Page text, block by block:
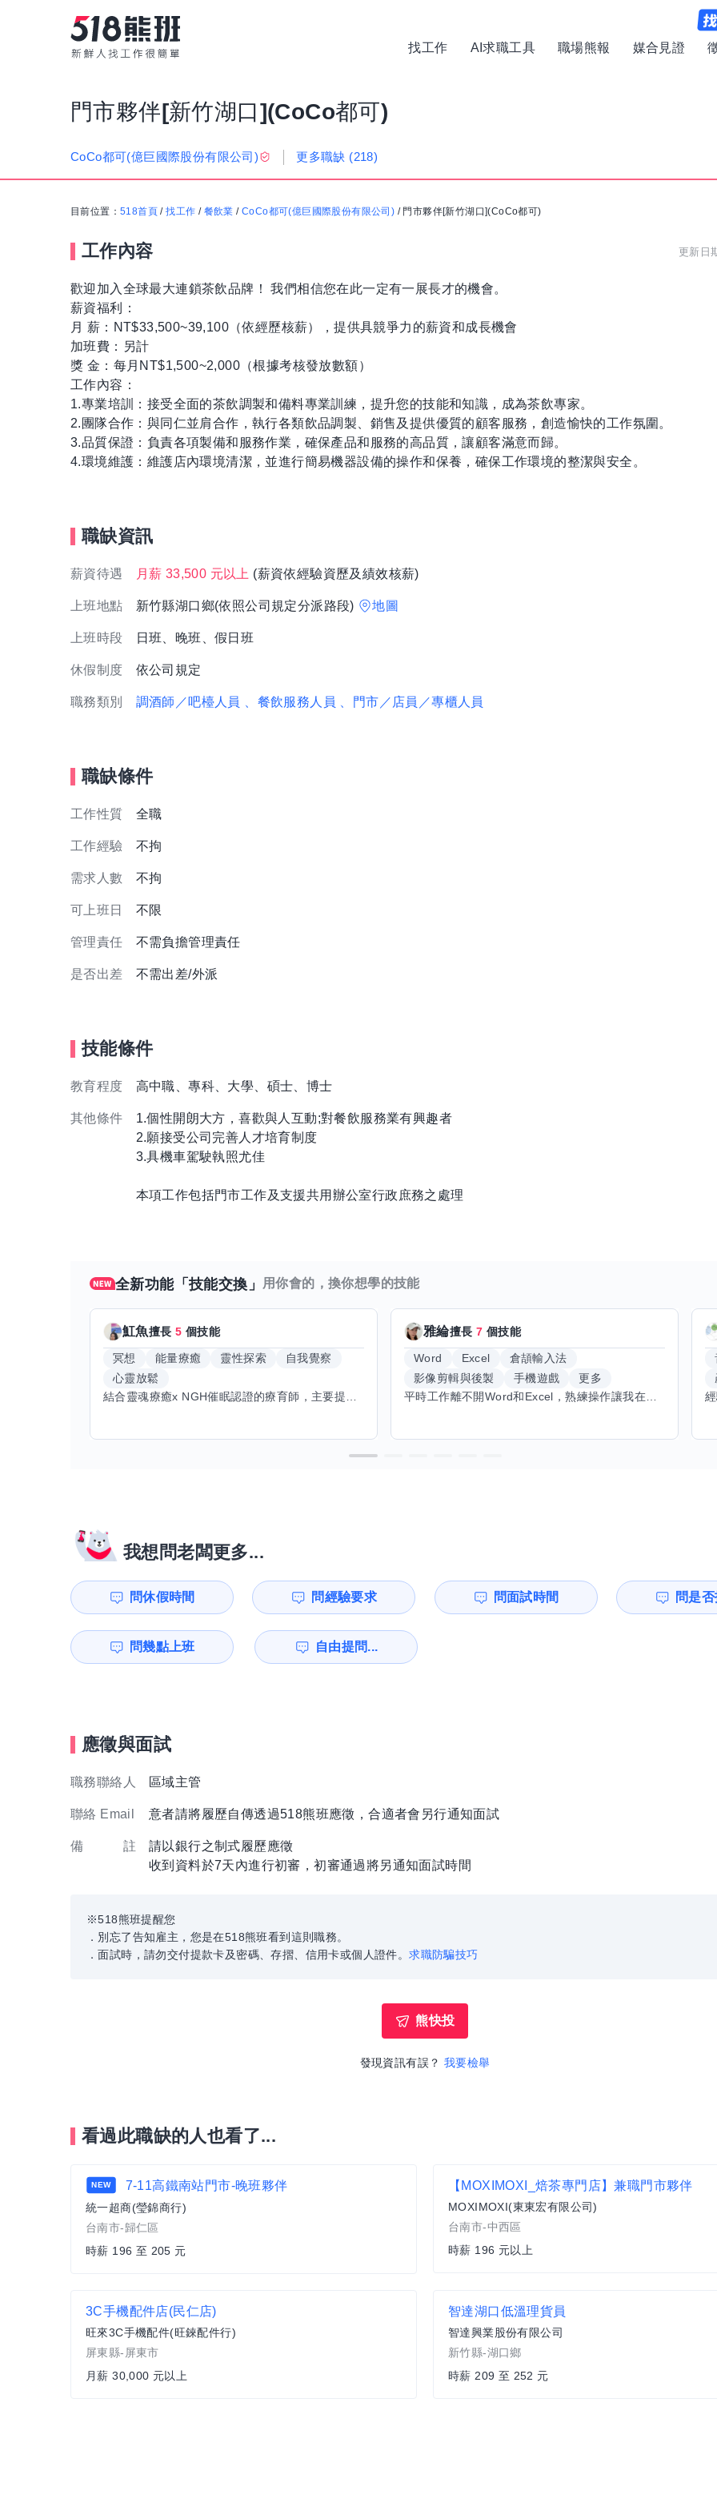
找工作 AI求職工具 職場熊報 媒合見證
門市夥伴[新竹湖口](CoCo都可)
CoCo都可(億巨國際股份有限公司) 更多職缺 (218)
目前位置： 518首頁 /找工作 / 餐飲業 /CoCo都可(億巨國際股份有限公司) / 門市夥伴[新竹湖口](CoCo都可)
工作內容 更新日
歡迎加入全球最大連鎖茶飲品牌！ 我們相信您在此一定有一展長才的機會。
薪資福利：
月 薪：NT$33,500~39,100（依經歷核薪），提供具競爭力的薪資和成長機會
加班費：另計
獎 金：每月NT$1,500~2,000（根據考核發放數額）
工作內容：
1.專業培訓：接受全面的茶飲調製和備料專業訓練，提升您的技能和知識，成為茶飲專家。
2.團隊合作：與同仁並肩合作，執行各類飲品調製、銷售及提供優質的顧客服務，創造愉快的工作氛圍。
3.品質保證：負責各項製備和服務作業，確保產品和服務的高品質，讓顧客滿意而歸。
4.環境維護：維護店內環境清潔，並進行簡易機器設備的操作和保養，確保工作環境的整潔與安全。
職缺資訊
薪資待遇 月薪 33,500 元以上 (薪資依經驗資歷及績效核薪)
上班地點 新竹縣湖口鄉(依照公司規定分派路段) 地圖
上班時段 日班、晚班、假日班
休假制度 依公司規定
職務類別 調酒師／吧檯人員 、餐飲服務人員 、門市／店員／專櫃人員
職缺條件
工作性質 全職
工作經驗 不拘
需求人數 不拘
可上班日 不限
管理責任 不需負擔管理責任
是否出差 不需出差/外派
技能條件
教育程度 高中職、專科、大學、碩士、博士
其他條件
1.個性開朗大方，喜歡與人互動;對餐飲服務業有興趣者
2.願接受公司完善人才培育制度
3.具機車駕駛執照尤佳
本項工作包括門市工作及支援共用辦公室行政庶務之處理
全新功能「技能交換」 用你會的，換你想學的技能
魟魚擅長5 個技能
冥想 能量療癒 靈性探索
自我覺察
心靈放鬆
結合靈魂療癒x NGH催眠認證的療育師，主要提供潛意識探索和靈魂導向的催眠療育。你會全程100%清醒跟我對話。
雅綸擅長7 個技能
Word Excel
倉頡輸入法
影像剪輯與後製
手機遊戲
更多
平時工作離不開Word和Excel，熟練操作讓我在文件整理和數據處理上都得心應手，還能用倉頡輸入法快速打字。近期想挑戰英文學習，希望能透過交換技能一起進步！如果你英文流利，需要中文或電腦技巧輔助，歡迎找我搭檔，咱們一起歡樂學習，互相激勵，成為彼此的學習小夥伴！
我想問老闆更多...
問休假時間 問經驗要求 問面試時間 問是
問幾點上班 自由提問...
應徵與面試
職務聯絡人 區域主管
聯絡 Email 意者請將履歷自傳透過518熊班應徵，合適者會另行通知面試
備 註
請以銀行之制式履歷應徵
收到資料於7天內進行初審，初審通過將另通知面試時間
※518熊班提醒您
．別忘了告知雇主，您是在518熊班看到這則職務。
．面試時，請勿交付提款卡及密碼、存摺、信用卡或個人證件。求職防騙技巧
熊快投
發現資訊有誤？ 我要檢舉
看過此職缺的人也看了...
NEW 7-11高鐵南站門市-晚班夥伴
統一超商(瑩錦商行)
台南市-歸仁區
時薪 196 至 205 元
【MOXIMOXI_焙茶專門店】兼職門市夥伴
MOXIMOXI(東東宏有限公司)
台南市-中西區
時薪 196 元以上
3C手機配件店(民仁店)
旺來3C手機配件(旺錸配件行)
屏東縣-屏東市
月薪 30,000 元以上
智達湖口低溫理貨員
智達興業股份有限公司
新竹縣-湖口鄉
時薪 209 至 252 元